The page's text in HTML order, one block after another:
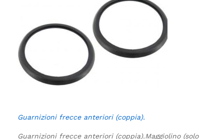
Guarnizioni frecce anteriori (coppia).
Guarnizioni frecce anteriori (coppia).Maggiolino (solo